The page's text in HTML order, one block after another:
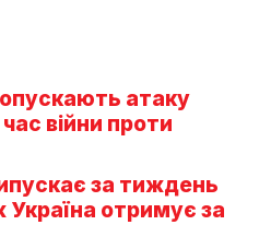
атаку
війни проти
за тиждень
Україна отримує за